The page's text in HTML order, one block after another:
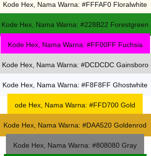
Kode Hex, Nama Warna: #FFFAF0 Floralwhite
Kode Hex, Nama Warna: #228B22 Forestgreen
Kode Hex, Nama Warna: #FF00FF Fuchsia
Kode Hex, Nama Warna: #DCDCDC Gainsboro
Kode Hex, Nama Warna: #F8F8FF Ghostwhite
ode Hex, Nama Warna: #FFD700 Gold
Kode Hex, Nama Warna: #DAA520 Goldenrod
Kode Hex, Nama Warna: #808080 Gray